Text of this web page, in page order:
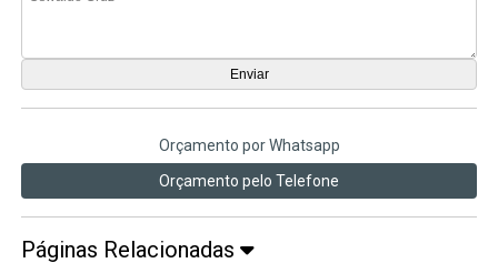
Orçamento por Whatsapp
Orçamento pelo Telefone
Páginas Relacionadas